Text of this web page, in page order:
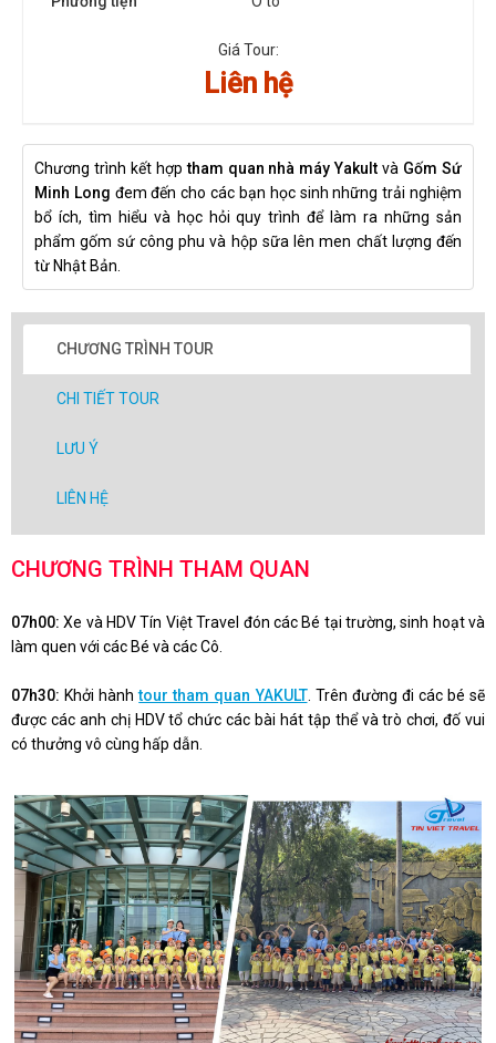
Giá Tour:
Liên hệ
Chương trình kết hợptham quan nhà máy Yakult và Gốm Sứ
Minh Long đem đến cho các bạn học sinh những trải nghiệm
bổ ích, tìm hiểu và học hỏi quy trình để làm ra những sản
phẩm gốm sứ công phu và hộp sữa lên men chất lượng đến
từ Nhật Bản.
CHƯƠNG TRÌNH TOUR
CHI TIẾT TOUR
LƯU Ý
LIÊN HỆ
CHƯƠNG TRÌNH THAM QUAN
07h00: Xe và HDV Tín Việt Travel đón các Bé tại trường, sinh hoạt và
làm quen với các Bé và các Cô.
07h30: Khởi hànhtour tham quan YAKULT. Trên đường đi các bé sẽ
được các anh chị HDV tổ chức các bài hát tập thể và trò chơi, đố vui
có thưởng vô cùng hấp dẫn.